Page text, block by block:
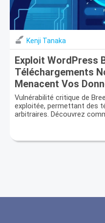
Kenji Tanaka
Exploit WordPress
Téléchargements
Menacent Vos
l'Email Jetable est
Vulnérabilité critique de
exploitée, permettant des
arbitraires. Découvrez